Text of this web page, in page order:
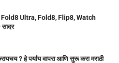
Ultra, Fold8, Flip8, Watch
? हे पर्याय वापरा आणि सुरू करा मराठी